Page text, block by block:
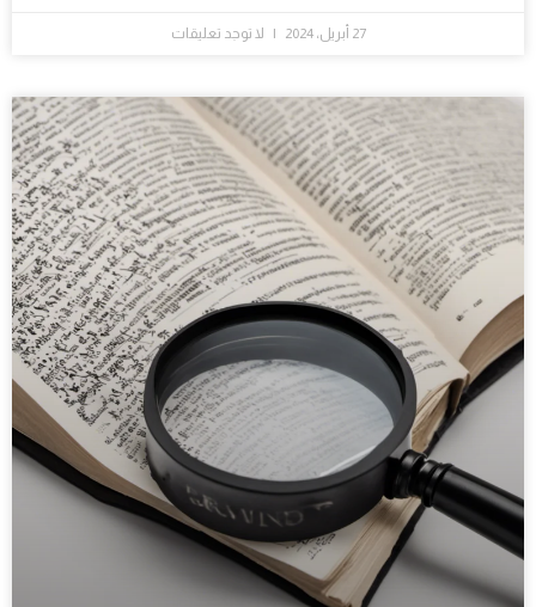
27 أبريل، 2024 لا توجد تعليقات